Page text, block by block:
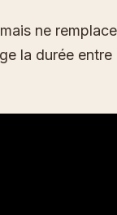
ne remplace
la durée entre